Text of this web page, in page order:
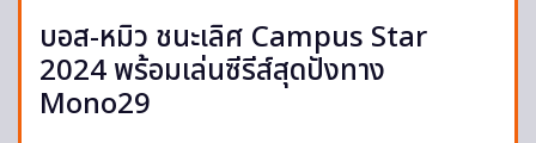
บอส-หมิว ชนะเลิศ Campus Star
2024 พร้อมเล่นซีรีส์สุดปังทาง
Mono29